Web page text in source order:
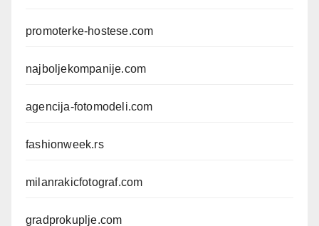
promoterke-hostese.com
najboljekompanije.com
agencija-fotomodeli.com
fashionweek.rs
milanrakicfotograf.com
gradprokuplje.com